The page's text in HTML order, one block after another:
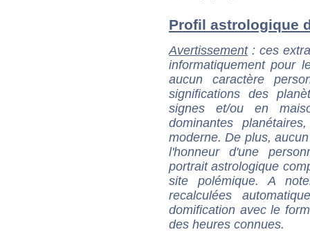
Profil astrologique
Avertissement: ces
informatiquement pour
aucun caractère
significations des
signes et/ou en
dominantes
moderne. De plus,
l'honneur d'une
portrait astrologique
site polémique. A
recalculées
domification avec le
des heures connues.